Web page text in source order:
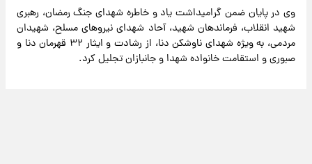
وی در پایان ضمن گرامیداشت یاد و خاطره شهدای جنگ رمضان، رهبری
شهید انقلاب، فرماندهان شهید، آحاد شهدای نیروهای مسلح، شهیدان
مردمی، به ویژه شهدای ناوشکن دنا، از رشادت و ایثار ۳۲ قهرمان دنا و
صبوری و استقامت خانواده شهدا و جانبازان تجلیل کرد.